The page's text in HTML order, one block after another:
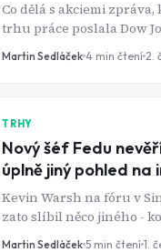
Co dělá s akciemi
trhu práce poslala Dow
dnes vládne investorům
Martin Sedláček 4 min čtení 2.
TRHY
Nový šéf Fedu
úplně jiný pohled na
Kevin Warsh na fóru v
zato slíbil něco jiného -
centrální banka vůbec
Martin Sedláček 5 min čtení 1.